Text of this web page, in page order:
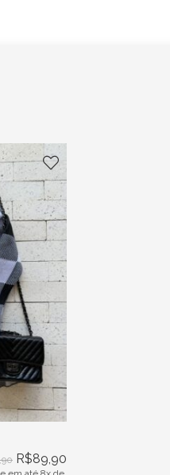
R$89,90